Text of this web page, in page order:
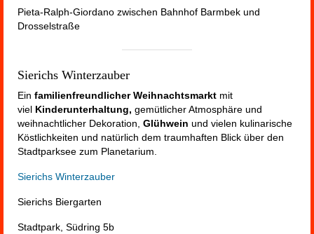
Pieta-Ralph-Giordano zwischen Bahnhof Barmbek und
Drosselstraße
Sierichs Winterzauber
Ein familienfreundlicherWeihnachtsmarkt mit
viel Kinderunterhaltung, gemütlicher Atmosphäre und
weihnachtlicher Dekoration, Glühwein und vielen kulinarische
Köstlichkeiten und natürlich dem traumhaften Blick über den
Stadtparksee zum Planetarium.
Sierichs Winterzauber
Sierichs Biergarten
Stadtpark, Südring 5b